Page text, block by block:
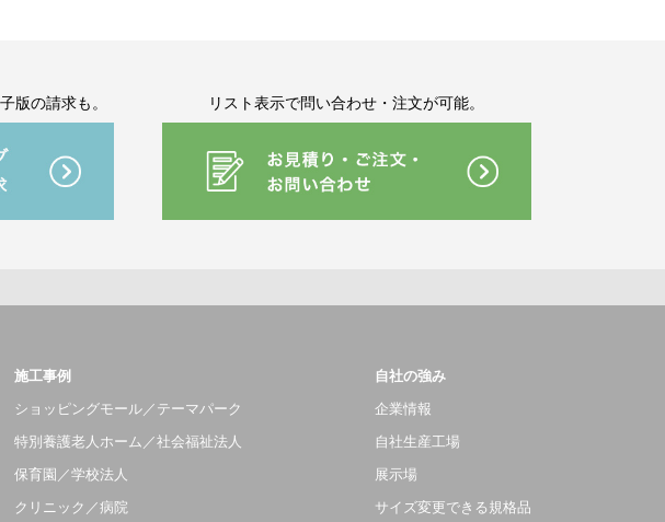
版の請求も。 リスト表示で問い合わせ・注文が可能。
施工事例
ショッピングモール／テーマパーク
特別養護老人ホーム／社会福祉法人
保育園／学校法人
クリニック／病院
自社の強み
企業情報
自社生産工場
展示場
サイズ変更できる規格品